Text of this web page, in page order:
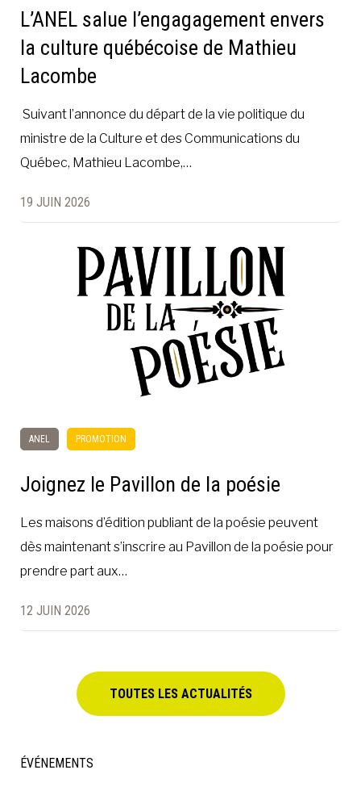
L’ANEL salue l’engagagement envers
la culture québécoise de Mathieu
Lacombe
Suivant l’annonce du départ de la vie politique du
ministre de la Culture et des Communications du
Québec, Mathieu Lacombe,…
19 JUIN 2026
ANEL PROMOTION
Joignez le Pavillon de la poésie
Les maisons d’édition publiant de la poésie peuvent
dès maintenant s’inscrire au Pavillon de la poésie pour
prendre part aux…
12 JUIN 2026
TOUTES LES ACTUALITÉS
ÉVÉNEMENTS